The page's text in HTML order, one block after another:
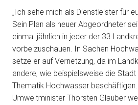
„Ich sehe mich als Dienstleister für
Sein Plan als neuer Abgeordneter
einmal jährlich in jeder der 33
vorbeizuschauen. In Sachen
setze er auf Vernetzung, da im
andere, wie beispielsweise die
Thematik Hochwasser
Umweltminister Thorsten Glauber